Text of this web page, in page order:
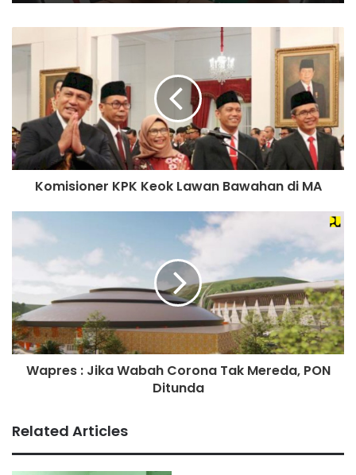
Komisioner KPK Keok Lawan Bawahan di MA
Wapres : Jika Wabah Corona Tak Mereda, PON
Ditunda
Related Articles